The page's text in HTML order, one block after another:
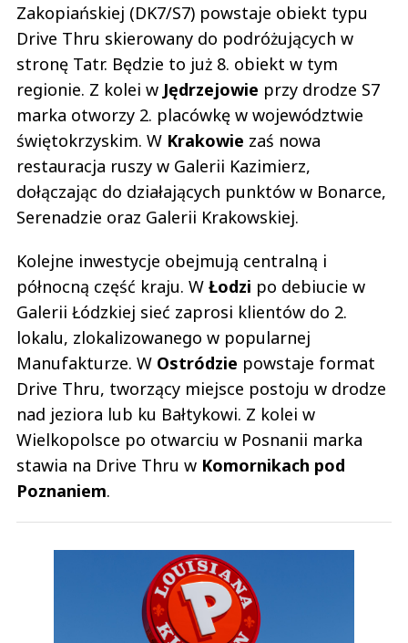
Zakopiańskiej (DK7/S7) powstaje obiekt typu
Drive Thru skierowany do podróżujących w
stronę Tatr. Będzie to już 8. obiekt w tym
regionie. Z kolei w Jędrzejowie przy drodze S7
marka otworzy 2. placówkę w województwie
świętokrzyskim. W Krakowie zaś nowa
restauracja ruszy w Galerii Kazimierz,
dołączając do działających punktów w Bonarce,
Serenadzie oraz Galerii Krakowskiej.
Kolejne inwestycje obejmują centralną i
północną część kraju. W Łodzi po debiucie w
Galerii Łódzkiej sieć zaprosi klientów do 2.
lokalu, zlokalizowanego w popularnej
Manufakturze. W Ostródzie powstaje format
Drive Thru, tworzący miejsce postoju w drodze
nad jeziora lub ku Bałtykowi. Z kolei w
Wielkopolsce po otwarciu w Posnanii marka
stawia na Drive Thru w Komornikach pod
Poznaniem.